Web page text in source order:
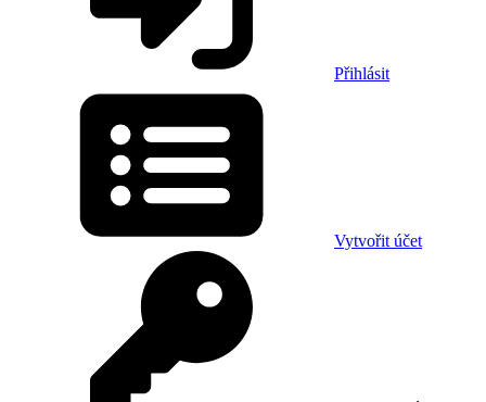
Přihlásit
Vytvořit účet